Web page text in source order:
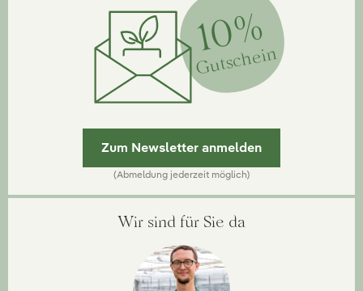
10%
Gutschein
Zum Newsletter anmelden
(Abmeldung jederzeit möglich)
Wir sind für Sie da